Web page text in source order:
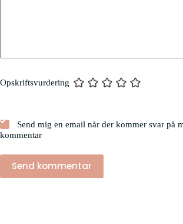
Opskriftsvurdering
Send mig en email når der kommer svar på
kommentar
Send kommentar